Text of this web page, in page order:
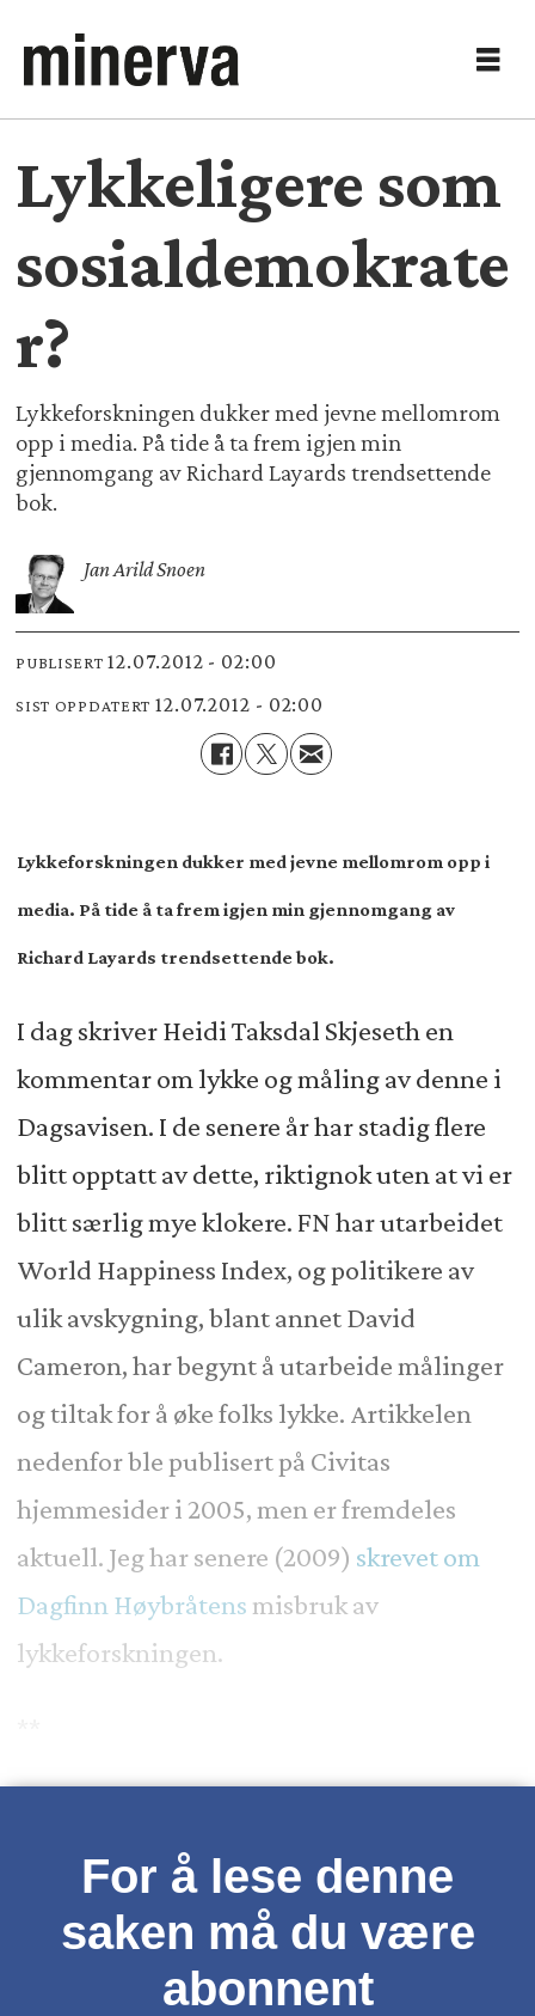
Lykkeligere som
sosialdemokrate
r?
Lykkeforskningen dukker med jevne mellomrom
opp i media. På tide å ta frem igjen min
gjennomgang av Richard Layards trendsettende
bok.
Jan Arild Snoen
PUBLISERT 12.07.2012 - 02:00
SIST OPPDATERT 12.07.2012 - 02:00
Lykkeforskningen dukker med jevne mellomrom opp i
media. På tide å ta frem igjen min gjennomgang av
Richard Layards trendsettende bok.
I dag skriver Heidi Taksdal Skjeseth en
kommentar om lykke og måling av denne i
Dagsavisen. I de senere år har stadig flere
blitt opptatt av dette, riktignok uten at vi er
blitt særlig mye klokere. FN har utarbeidet
World Happiness Index, og politikere av
ulik avskygning, blant annet David
Cameron, har begynt å utarbeide målinger
og tiltak for å øke folks lykke. Artikkelen
nedenfor ble publisert på Civitas
hjemmesider i 2005, men er fremdeles
aktuell. Jeg har senere (2009) skrevet om
Dagfinn Høybråtens misbruk av
lykkeforskningen.
For å lese denne
saken må du være
abonnent